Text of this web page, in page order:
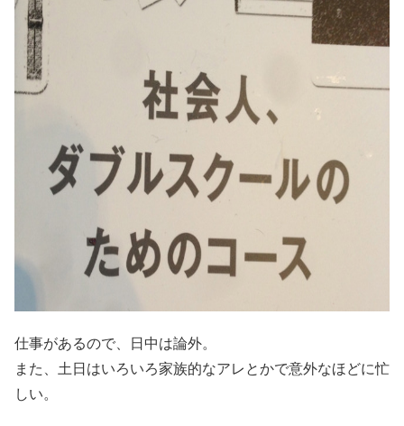
仕事があるので、日中は論外。
また、土日はいろいろ家族的なアレとかで意外なほどに忙
しい。